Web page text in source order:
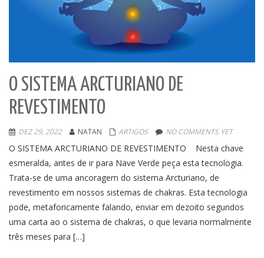
O SISTEMA ARCTURIANO DE
REVESTIMENTO
DEZ 29, 2022 NATAN ARTIGOS NO COMMENTS YET
O SISTEMA ARCTURIANO DE REVESTIMENTO Nesta chave
esmeralda, antes de ir para Nave Verde peça esta tecnologia.
Trata-se de uma ancoragem do sistema Arcturiano, de
revestimento em nossos sistemas de chakras. Esta tecnologia
pode, metaforicamente falando, enviar em dezoito segundos
uma carta ao o sistema de chakras, o que levaria normalmente
três meses para […]